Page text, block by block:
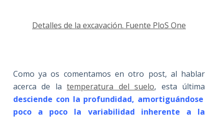
Detalles de la excavación. Fuente PloS One
Como ya os comentamos en otro post, al hablar
acerca de latemperatura del suelo, esta última
desciende con la profundidad, amortiguándose
poco a poco la variabilidad inherente a la